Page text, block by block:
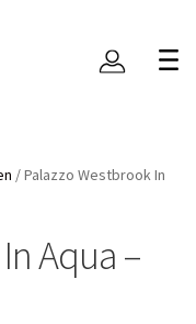
/Palazzo Westbrook In
Aqua –